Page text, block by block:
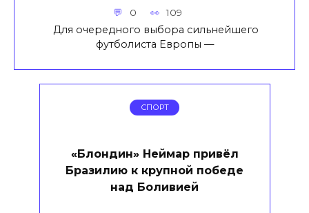
0 109
Для очередного выбора сильнейшего
футболиста Европы —
СПОРТ
«Блондин» Неймар привёл
Бразилию к крупной победе
над Боливией